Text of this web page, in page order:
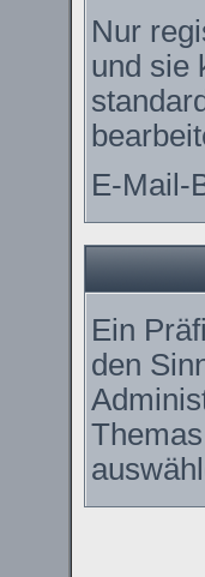
Nur
und sie
E-Mail-
Ein
den